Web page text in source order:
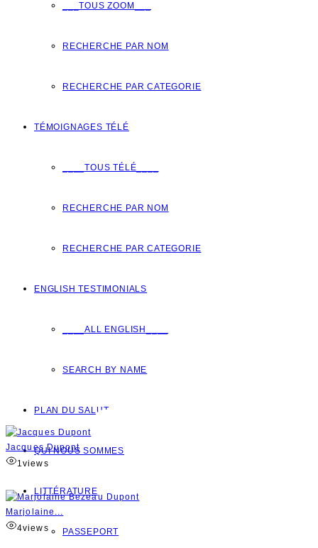
___TOUS ZOOM___
RECHERCHE PAR NOM
RECHERCHE PAR CATEGORIE
TÉMOIGNAGES TÉLÉ
____TOUS TÉLÉ____
RECHERCHE PAR NOM
RECHERCHE PAR CATEGORIE
ENGLISH TESTIMONIALS
____ALL ENGLISH____
SEARCH BY NAME
PLAN DU SALUT
QUI NOUS SOMMES
LITTÉRATURE
PASSEPORT
Jacques Dupont
1views
Marjolaine...
4views